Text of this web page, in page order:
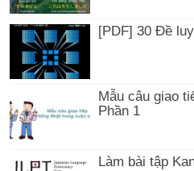
[PDF] 30 Đề
Mẫu câu giao
Phần 1
Làm bài tập